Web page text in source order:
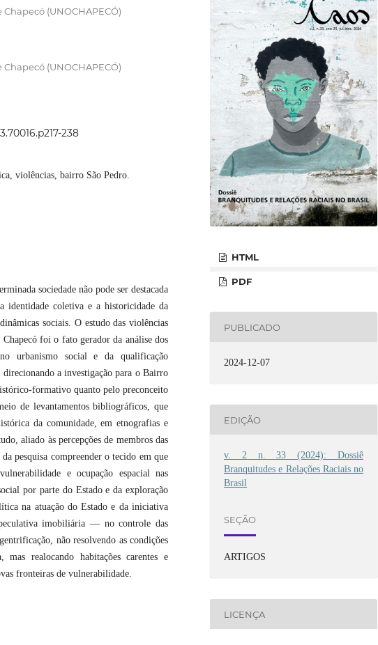
(UNOCHAPECÓ)
(UNOCHAPECÓ)
238
violências, bairro São Pedro.
sociedade não pode ser destacada
identidade coletiva e a historicidade da
sociais. O estudo das violências
foi o fato gerador da análise dos
urbanismo social e da qualificação
a investigação para o Bairro
formativo quanto pelo preconceito
de levantamentos bibliográficos, que
da comunidade, em etnografias e
aliado às percepções de membros das
pesquisa compreender o tecido em que
e ocupação espacial nas
por parte do Estado e da exploração
na atuação do Estado e da iniciativa
imobiliária — no controle das
não resolvendo as condições
realocando habitações carentes e
fronteiras de vulnerabilidade.
HTML
PDF
PUBLICADO
2024-12-07
EDIÇÃO
v. 2 n. 33 (2024): Dossiê
Branquitudes e Relações Raciais no
Brasil
SEÇÃO
ARTIGOS
LICENÇA